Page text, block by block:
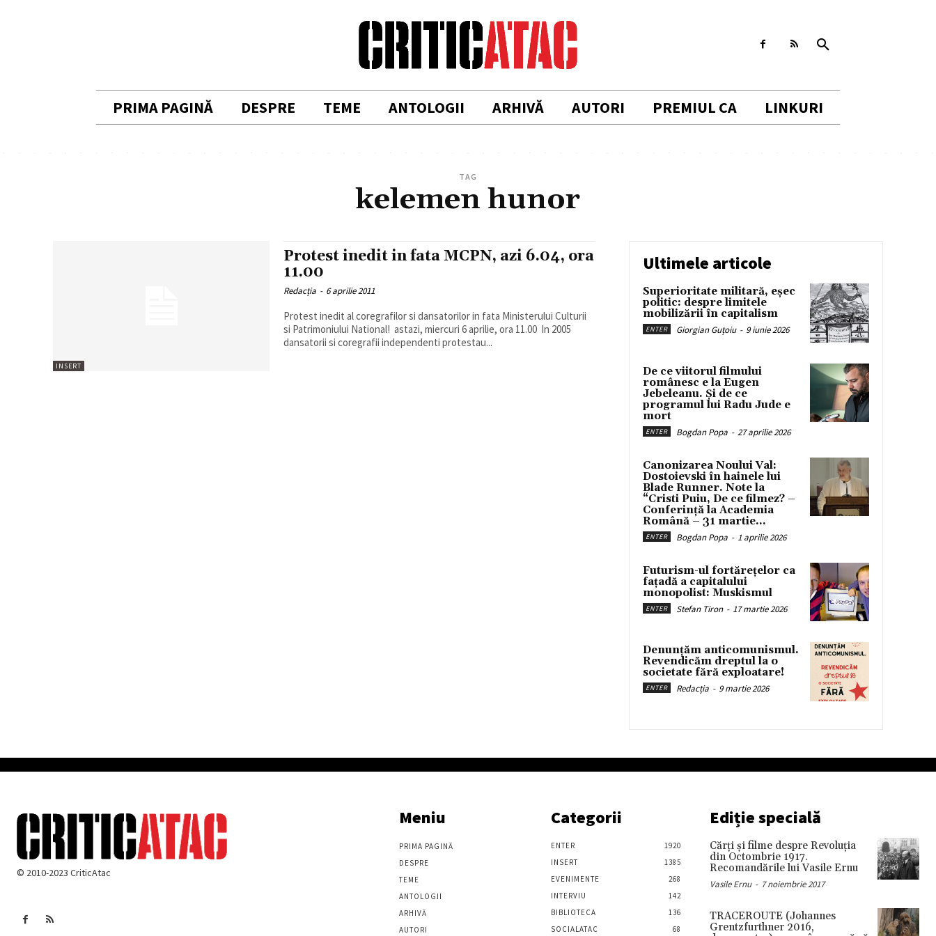
PRIMA PAGINĂ DESPRE TEME ANTOLOGII ARHIVĂ AUTORI PREMIUL CA LINKURI
TAG
kelemen hunor
INSERT
Protest inedit in fata MCPN, azi 6.04, ora
11.00
Redacția - 6 aprilie 2011
Protest inedit al coregrafilor si dansatorilor in fata Ministerului Culturii
si Patrimoniului National! astazi, miercuri 6 aprilie, ora 11.00 In 2005
dansatorii si coregrafii independenti protestau...
Ultimele articole
Superioritate militară, eșec
politic: despre limitele
mobilizării în capitalism
ENTER Giorgian Guțoiu - 9 iunie 2026
De ce viitorul filmului
românesc e la Eugen
Jebeleanu. Și de ce
programul lui Radu Jude e
mort
ENTER Bogdan Popa - 27 aprilie 2026
Canonizarea Noului Val:
Dostoievski în hainele lui
Blade Runner. Note la
“Cristi Puiu, De ce filmez? –
Conferință la Academia
Română – 31 martie...
ENTER Bogdan Popa - 1 aprilie 2026
Futurism-ul fortărețelor ca
fațadă a capitalului
monopolist: Muskismul
ENTER Stefan Tiron - 17 martie 2026
Denunțăm anticomunismul.
Revendicăm dreptul la o
societate fără exploatare!
ENTER Redacția - 9 martie 2026
© 2010-2023 CriticAtac
Meniu
PRIMA PAGINĂ
DESPRE
TEME
ANTOLOGII
ARHIVĂ
AUTORI
Categorii
ENTER
1920
INSERT
1385
EVENIMENTE
268
INTERVIU
142
BIBLIOTECA
136
SOCIALATAC
68
Ediție specială
Cărţi şi filme despre Revoluţia
din Octombrie 1917.
Recomandările lui Vasile Ernu
Vasile Ernu - 7 noiembrie 2017
TRACEROUTE (Johannes
Grentzfurthner 2016,